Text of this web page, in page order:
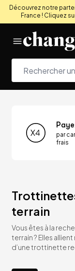
Découvrez notre
France ! Cliquez
par
frais
terrain
Vous êtes à la
terrain ? Elles
d’une trottinette